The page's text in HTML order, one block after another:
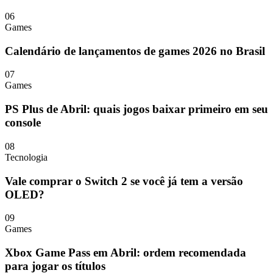
06
Games
Calendário de lançamentos de games 2026 no Brasil
07
Games
PS Plus de Abril: quais jogos baixar primeiro em seu
console
08
Tecnologia
Vale comprar o Switch 2 se você já tem a versão
OLED?
09
Games
Xbox Game Pass em Abril: ordem recomendada
para jogar os títulos